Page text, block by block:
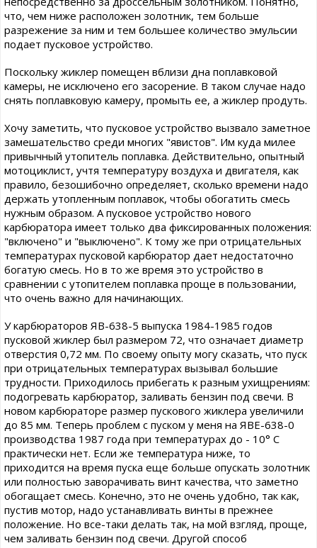
что, чем ниже расположен золотник, тем больше
разрежение за ним и тем большее количество эмульсии
подает пусковое устройство.
Поскольку жиклер помещен вблизи дна поплавковой
камеры, не исключено его засорение. В таком случае надо
снять поплавковую камеру, промыть ее, а жиклер продуть.
Хочу заметить, что пусковое устройство вызвало заметное
замешательство среди многих "явистов". Им куда милее
привычный утопитель поплавка. Действительно, опытный
мотоциклист, учтя температуру воздуха и двигателя, как
правило, безошибочно определяет, сколько времени надо
держать утопленным поплавок, чтобы обогатить смесь
нужным образом. А пусковое устройство нового
карбюратора имеет только два фиксированных положения:
"включено" и "выключено". К тому же при отрицательных
температурах пусковой карбюратор дает недостаточно
богатую смесь. Но в то же время это устройство в
сравнении с утопителем поплавка проще в пользовании,
что очень важно для начинающих.
У карбюраторов ЯВ-638-5 выпуска 1984-1985 годов
пусковой жиклер был размером 72, что означает диаметр
отверстия 0,72 мм. По своему опыту могу сказать, что пуск
при отрицательных температурах вызывал большие
трудности. Приходилось прибегать к разным ухищрениям:
подогревать карбюратор, заливать бензин под свечи. В
новом карбюраторе размер пускового жиклера увеличили
до 85 мм. Теперь проблем с пуском у меня на ЯВЕ-638-0
производства 1987 года при температурах до - 10° С
практически нет. Если же температура ниже, то
приходится на время пуска еще больше опускать золотник
или полностью заворачивать винт качества, что заметно
обогащает смесь. Конечно, это не очень удобно, так как,
пустив мотор, надо устанавливать винты в прежнее
положение. Но все-таки делать так, на мой взгляд, проще,
чем заливать бензин под свечи. Другой способ